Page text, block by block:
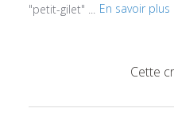
"petit-gilet" ...
En savoir plus
Cette